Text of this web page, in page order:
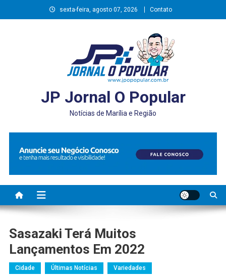
to
sexta-feira, agosto 07, 2026 Contato
JP Jornal O Popular
Notícias de Marília e Região
Sasazaki Terá Muitos
Lançamentos Em 2022
Cidade Últimas Notícias Variedades